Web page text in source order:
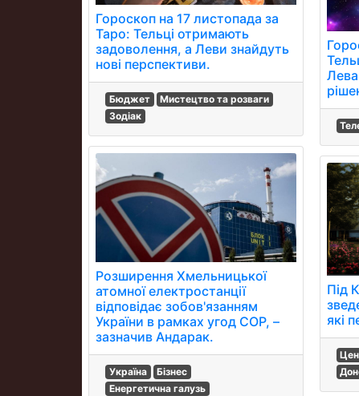
Гороскоп на 17 листопада за
Таро: Тельці отримають
задоволення, а Леви знайдуть
нові перспективи.
Бюджет
Мистецтво та розваги
Зодіак
Розширення Хмельницької
атомної електростанції
відповідає зобов'язанням
України в рамках угод СОР, –
зазначив Андарак.
Україна
Бізнес
Енергетична галузь
Під
які